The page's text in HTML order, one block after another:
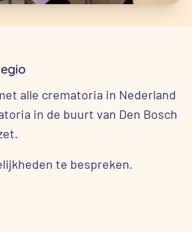
alle crematoria in Nederland
in de buurt van Den Bosch
te bespreken.